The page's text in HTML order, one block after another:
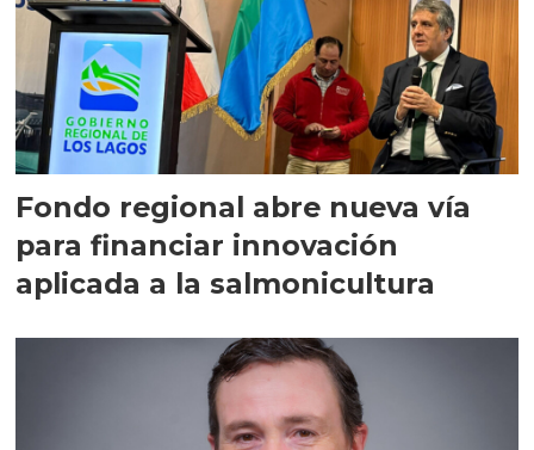
Fondo regional abre nueva vía
para financiar innovación
aplicada a la salmonicultura